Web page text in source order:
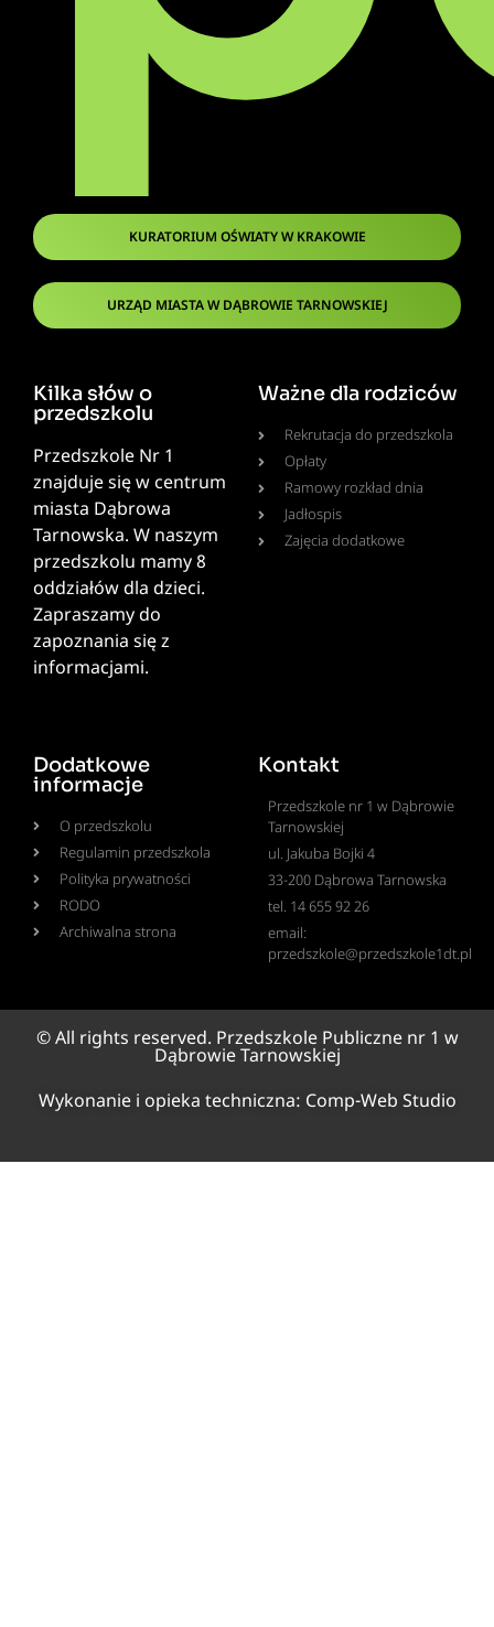
KURATORIUM OŚWIATY W KRAKOWIE
URZĄD MIASTA W DĄBROWIE TARNOWSKIEJ
Kilka słów o
przedszkolu
Przedszkole Nr 1
znajduje się w centrum
miasta Dąbrowa
Tarnowska. W naszym
przedszkolu mamy 8
oddziałów dla dzieci.
Zapraszamy do
zapoznania się z
informacjami.
Ważne dla rodziców
Rekrutacja do przedszkola
Opłaty
Ramowy rozkład dnia
Jadłospis
Zajęcia dodatkowe
Dodatkowe
informacje
O przedszkolu
Regulamin przedszkola
Polityka prywatności
RODO
Archiwalna strona
Kontakt
Przedszkole nr 1 w Dąbrowie
Tarnowskiej
ul. Jakuba Bojki 4
33-200 Dąbrowa Tarnowska
tel. 14 655 92 26
email:
przedszkole@przedszkole1dt.pl
© All rights reserved. Przedszkole Publiczne nr 1 w
Dąbrowie Tarnowskiej
Wykonanie i opieka techniczna: Comp-Web Studio